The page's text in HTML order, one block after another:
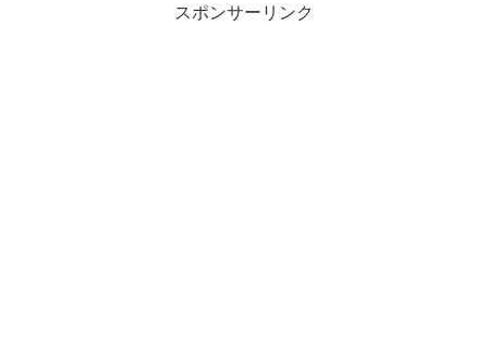
スポンサーリンク